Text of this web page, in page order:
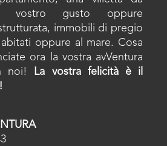
vostro gusto oppure
immobili di pregio
oppure al mare. Cosa
ora la vostra avVentura
noi!
La vostra felicità è il